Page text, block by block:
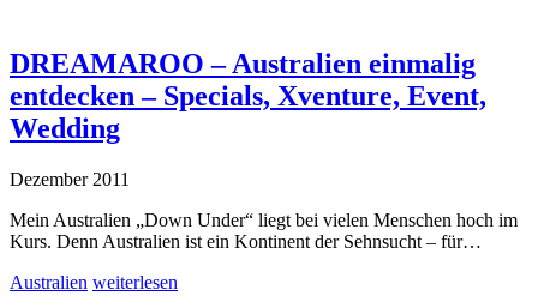
DREAMAROO – Australien einmalig
entdecken – Specials, Xventure, Event,
Wedding
Dezember 2011
Mein Australien „Down Under“ liegt bei vielen Menschen hoch im
Kurs. Denn Australien ist ein Kontinent der Sehnsucht – für…
Australien weiterlesen